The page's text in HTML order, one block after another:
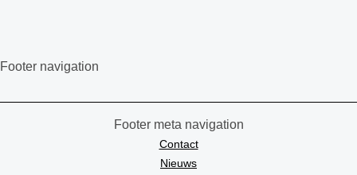
Footer navigation
Footer meta navigation
Contact
Nieuws